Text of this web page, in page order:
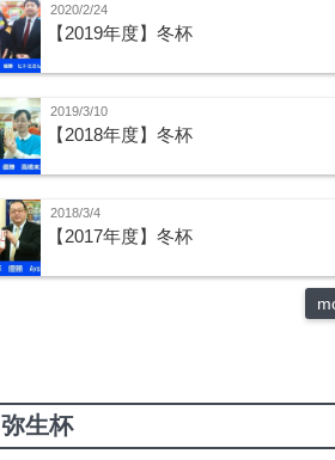
2020/2/24
【2019年度】冬杯
2019/3/10
【2018年度】冬杯
2018/3/4
【2017年度】冬杯
弥生杯